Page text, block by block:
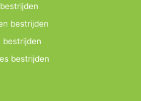
bestrijden
bestrijden
bestrijden